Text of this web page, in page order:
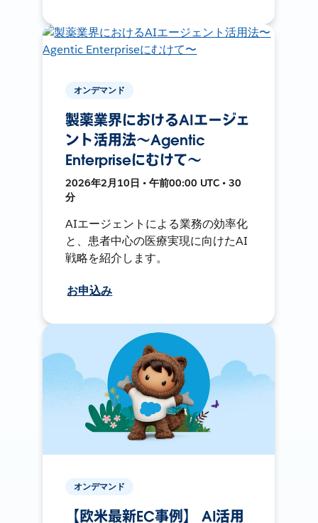
オンデマンド
製薬業界におけるAIエージェ
ント活用法〜Agentic
Enterpriseにむけて〜
2026年2月10日 • 午前00:00 UTC • 30
分
AIエージェントによる業務の効率化
と、患者中心の医療実現に向けたAI
戦略を紹介します。
お申込み
オンデマンド
【欧米最新EC事例】 AI活用